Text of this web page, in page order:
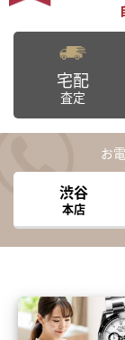
宅配
査定
お
渋谷
本店